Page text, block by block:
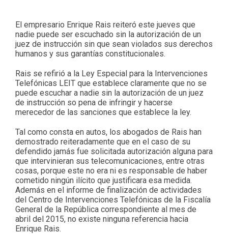
El empresario Enrique Rais reiteró este jueves que
nadie puede ser escuchado sin la autorización de un
juez de instrucción sin que sean violados sus derechos
humanos y sus garantías constitucionales.
Rais se refirió a la Ley Especial para la Intervenciones
Telefónicas LEIT que establece claramente que no se
puede escuchar a nadie sin la autorización de un juez
de instrucción so pena de infringir y hacerse
merecedor de las sanciones que establece la ley.
Tal como consta en autos, los abogados de Rais han
demostrado reiteradamente que en el caso de su
defendido jamás fue solicitada autorización alguna para
que intervinieran sus telecomunicaciones, entre otras
cosas, porque este no era ni es responsable de haber
cometido ningún ilícito que justificara esa medida.
Además en el informe de finalización de actividades
del Centro de Intervenciones Telefónicas de la Fiscalía
General de la República correspondiente al mes de
abril del 2015, no existe ninguna referencia hacia
Enrique Rais.